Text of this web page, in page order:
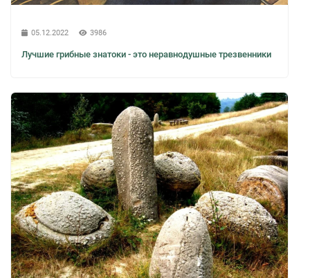
05.12.2022 3986
Лучшие грибные знатоки - это неравнодушные трезвенники